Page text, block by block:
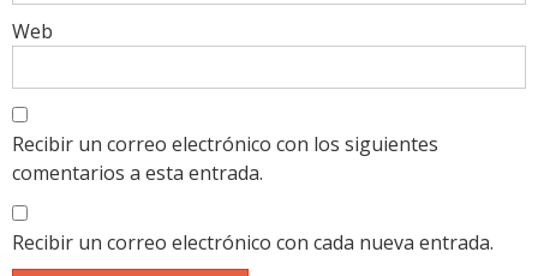
Web
Recibir un correo electrónico con los siguientes
comentarios a esta entrada.
Recibir un correo electrónico con cada nueva entrada.